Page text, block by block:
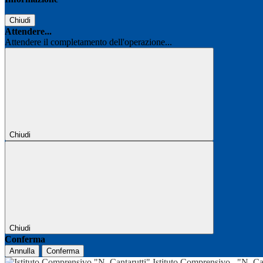
Chiudi
Attendere...
Attendere il completamento dell'operazione...
Chiudi
Chiudi
Conferma
Annulla Conferma